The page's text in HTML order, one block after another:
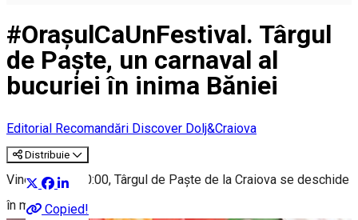
#OrașulCaUnFestival. Târgul
de Paște, un carnaval al
bucuriei în inima Băniei
Editorial Recomandări Discover Dolj&Craiova
Distribuie
Copied!
Vineri, la ora 20:00, Târgul de Paște de la Craiova se deschide
în mod oficial!